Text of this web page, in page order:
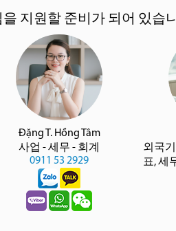
지원할 준비가 되어 있습
Đặng T. Hồng Tâm
사업 - 세무 - 회계
0911 53 2929
외국
표, 세